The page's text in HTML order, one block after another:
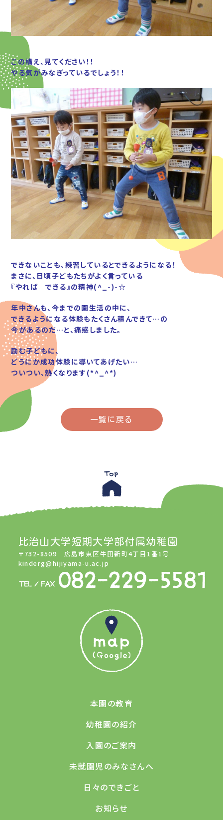
この構え、見てください！！
やる気がみなぎっているでしょう！！
できないことも、練習しているとできるようになる！
まさに、日頃子どもたちがよく言っている
『やれば できる』の精神(^_-)-☆
年中さんも、今までの園生活の中に、
できるようになる体験もたくさん積んできて…の
今があるのだ…と、痛感しました。
励む子どもに、
どうにか成功体験に導いてあげたい…
ついつい、熱くなります(*^_^*)
一覧に戻る
比治山大学短期大学部付属幼稚園
〒732-8509 広島市東区牛田新町4丁目1番1号
kinderg@hijiyama-u.ac.jp
本園の教育
幼稚園の紹介
入園のご案内
未就園児のみなさんへ
日々のできごと
お知らせ